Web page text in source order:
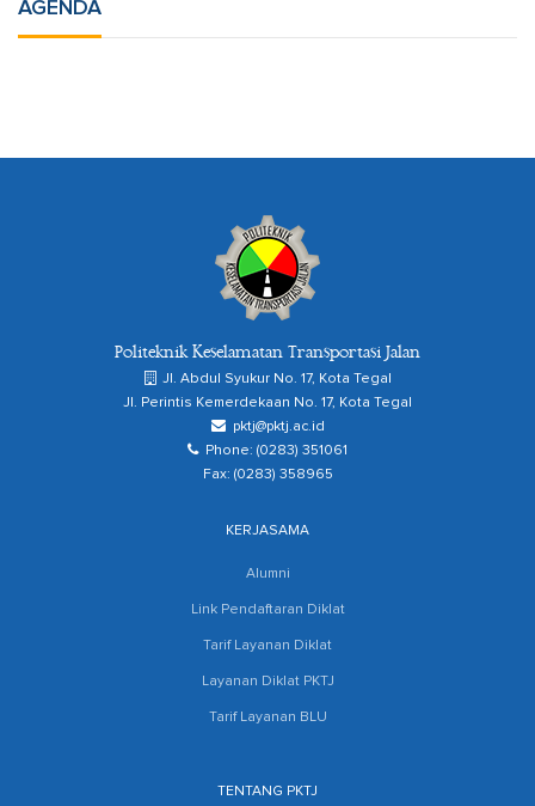
AGENDA
Politeknik Keselamatan Transportasi Jalan
Jl. Abdul Syukur No. 17, Kota Tegal
Jl. Perintis Kemerdekaan No. 17, Kota Tegal
pktj@pktj.ac.id
Phone: (0283) 351061
Fax: (0283) 358965
KERJASAMA
Alumni
Link Pendaftaran Diklat
Tarif Layanan Diklat
Layanan Diklat PKTJ
Tarif Layanan BLU
TENTANG PKTJ